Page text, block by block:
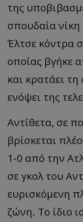
της
σπουδαία
Έλτσε κόντρα
οποίας βγήκε
και κρατάει
ενόψει της
Αντίθετα, σε
βρίσκεται
1-0 από την
σε γκολ του
ευρισκόμενη
ζώνη. Το ίδιο